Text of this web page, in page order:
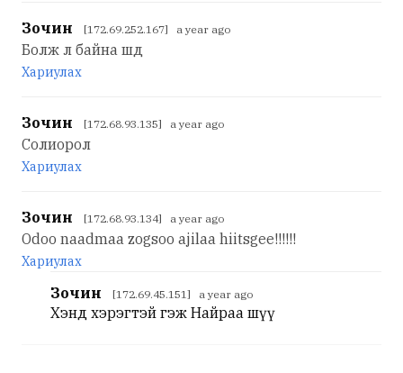
Зочин [172.69.252.167] a year ago
Болж л байна шд
Хариулах
Зочин [172.68.93.135] a year ago
Солиорол
Хариулах
Зочин [172.68.93.134] a year ago
Odoo naadmaa zogsoo ajilaa hiitsgee!!!!!!
Хариулах
Зочин [172.69.45.151] a year ago
Хэнд хэрэгтэй гэж Найраа шүү